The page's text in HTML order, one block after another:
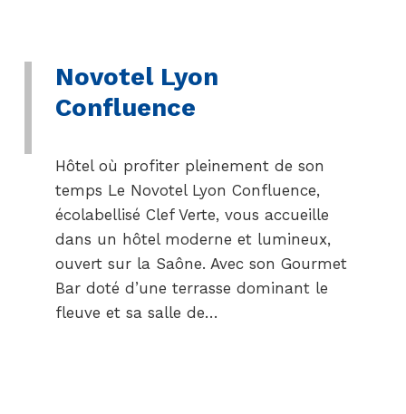
Novotel Lyon
Confluence
Hôtel où profiter pleinement de son
temps Le Novotel Lyon Confluence,
écolabellisé Clef Verte, vous accueille
dans un hôtel moderne et lumineux,
ouvert sur la Saône. Avec son Gourmet
Bar doté d’une terrasse dominant le
fleuve et sa salle de…